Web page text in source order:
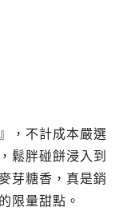
，不計成本嚴選
鬆胖碰餅浸入到
芽糖香，真是銷
限量甜點。